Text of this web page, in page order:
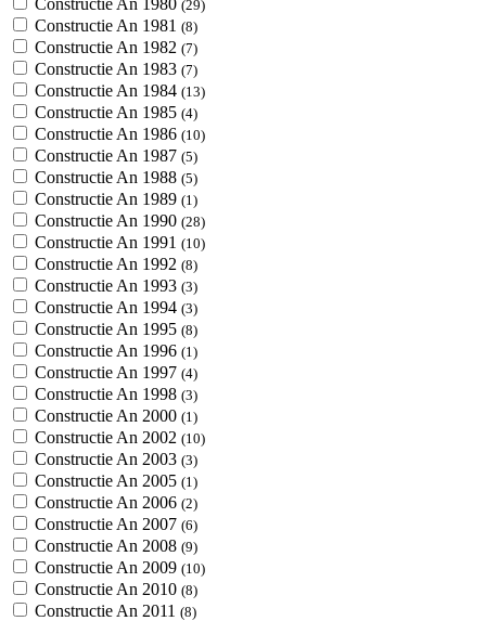
(29)
Constructie An 1981 (8)
Constructie An 1982 (7)
Constructie An 1983 (7)
Constructie An 1984 (13)
Constructie An 1985 (4)
Constructie An 1986 (10)
Constructie An 1987 (5)
Constructie An 1988 (5)
Constructie An 1989 (1)
Constructie An 1990 (28)
Constructie An 1991 (10)
Constructie An 1992 (8)
Constructie An 1993 (3)
Constructie An 1994 (3)
Constructie An 1995 (8)
Constructie An 1996 (1)
Constructie An 1997 (4)
Constructie An 1998 (3)
Constructie An 2000 (1)
Constructie An 2002 (10)
Constructie An 2003 (3)
Constructie An 2005 (1)
Constructie An 2006 (2)
Constructie An 2007 (6)
Constructie An 2008 (9)
Constructie An 2009 (10)
Constructie An 2010 (8)
Constructie An 2011 (8)